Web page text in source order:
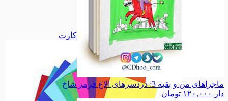
دفاع مقدس
اجتماعی اجتماعی
سیاسی سیاسی
همه دسته بندی های فلش کارت
ماجراهای من و بقیه 3: دردسرهای الاغ قرمز شاخ
دار
۱۲۰,۰۰۰ تومان